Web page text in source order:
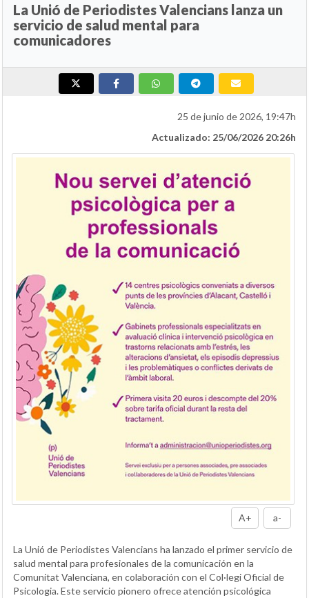
La Unió de Periodistes Valencians lanza un
servicio de salud mental para
comunicadores
25 de junio de 2026, 19:47h
Actualizado: 25/06/2026 20:26h
A+ a-
La Unió de Periodistes Valencians ha lanzado el primer servicio de
salud mental para profesionales de la comunicación en la
Comunitat Valenciana, en colaboración con el Col·legi Oficial de
Psicologia. Este servicio pionero ofrece atención psicológica